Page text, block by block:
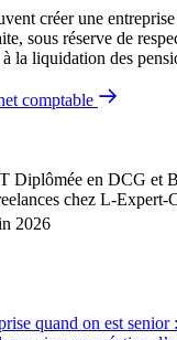
créer une
sous réserve de
la liquidation des
comptable
Diplômée en DCG et
chez L-Expert-
2026
quand on est senior